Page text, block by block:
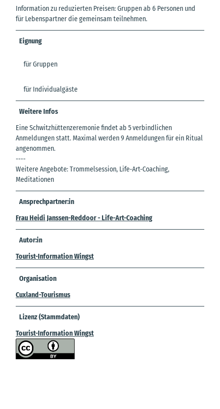
Information zu reduzierten Preisen: Gruppen ab 6 Personen und
für Lebenspartner die gemeinsam teilnehmen.
Eignung
für Gruppen
für Individualgäste
Weitere Infos
Eine Schwitzhüttenzeremonie findet ab 5 verbindlichen
Anmeldungen statt. Maximal werden 9 Anmeldungen für ein Ritual
angenommen.
----
Weitere Angebote: Trommelsession, Life-Art-Coaching,
Meditationen
Ansprechpartner:in
Frau Heidi Janssen-Reddoor - Life-Art-Coaching
Autor:in
Tourist-Information Wingst
Organisation
Cuxland-Tourismus
Lizenz (Stammdaten)
Tourist-Information Wingst